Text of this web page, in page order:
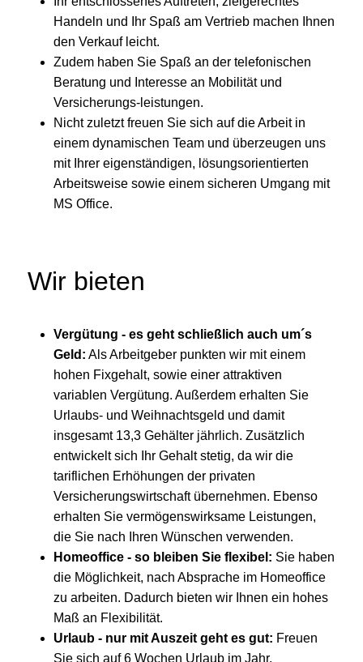
Handeln und Ihr Spaß am Vertrieb machen Ihnen
den Verkauf leicht.
Zudem haben Sie Spaß an der telefonischen
Beratung und Interesse an Mobilität und
Versicherungs-leistungen.
Nicht zuletzt freuen Sie sich auf die Arbeit in
einem dynamischen Team und überzeugen uns
mit Ihrer eigenständigen, lösungsorientierten
Arbeitsweise sowie einem sicheren Umgang mit
MS Office.
Wir bieten
Vergütung - es geht schließlich auch um´s
Geld: Als Arbeitgeber punkten wir mit einem
hohen Fixgehalt, sowie einer attraktiven
variablen Vergütung. Außerdem erhalten Sie
Urlaubs- und Weihnachtsgeld und damit
insgesamt 13,3 Gehälter jährlich. Zusätzlich
entwickelt sich Ihr Gehalt stetig, da wir die
tariflichen Erhöhungen der privaten
Versicherungswirtschaft übernehmen. Ebenso
erhalten Sie vermögenswirksame Leistungen,
die Sie nach Ihren Wünschen verwenden.
Homeoffice - so bleiben Sie flexibel: Sie haben
die Möglichkeit, nach Absprache im Homeoffice
zu arbeiten. Dadurch bieten wir Ihnen ein hohes
Maß an Flexibilität.
Urlaub - nur mit Auszeit geht es gut: Freuen
Sie sich auf 6 Wochen Urlaub im Jahr.